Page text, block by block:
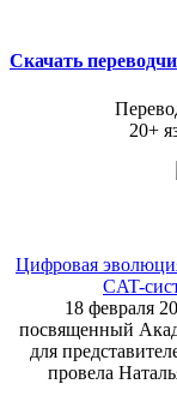
Скачать
20+
Цифровая
CAT-
18 февраля
посвященный
для
провела